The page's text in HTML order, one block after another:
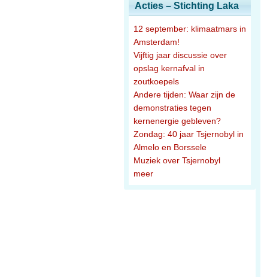
Acties – Stichting Laka
12 september: klimaatmars in
Amsterdam!
Vijftig jaar discussie over
opslag kernafval in
zoutkoepels
Andere tijden: Waar zijn de
demonstraties tegen
kernenergie gebleven?
Zondag: 40 jaar Tsjernobyl in
Almelo en Borssele
Muziek over Tsjernobyl
meer